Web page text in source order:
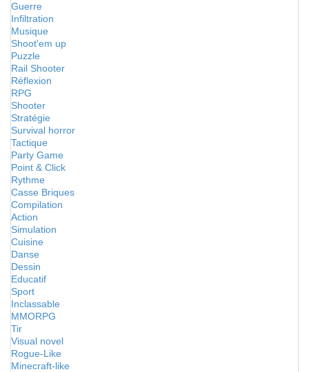
Guerre
Infiltration
Musique
Shoot'em up
Puzzle
Rail Shooter
Réflexion
RPG
Shooter
Stratégie
Survival horror
Tactique
Party Game
Point & Click
Rythme
Casse Briques
Compilation
Action
Simulation
Cuisine
Danse
Dessin
Educatif
Sport
Inclassable
MMORPG
Tir
Visual novel
Rogue-Like
Minecraft-like